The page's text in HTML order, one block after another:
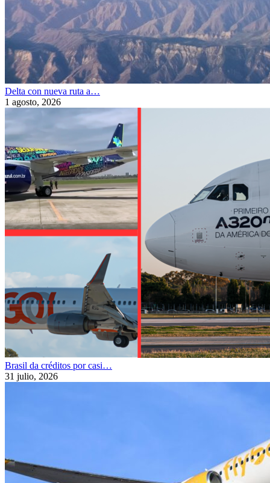
Delta con nueva ruta a…
1 agosto, 2026
Brasil da créditos por casi…
31 julio, 2026